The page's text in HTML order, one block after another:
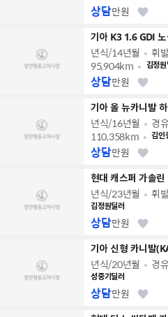
상담만원
기아 K3 1.6 GDI
년식/14년월 휘
95,904km
김정원
상담만원
기아 올 뉴카니발
년식/16년월 경유
110,358km
김인
상담만원
현대 캐스퍼 가솔
년식/23년월 휘
김정원딜러
상담만원
기아 신형 카니발
년식/20년월 경유
성중기딜러
상담만원